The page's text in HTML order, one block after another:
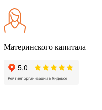
Материнского капитала